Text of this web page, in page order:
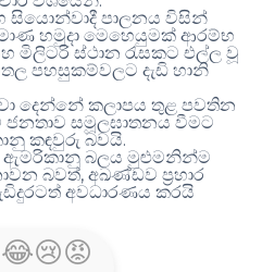
සියොන්වාදී පාලනය විසින්
හමුදා මෙහෙයුමක් ආරම්භ
මිලිටරි ස්ථාන රැසකට එල්ල වූ
පහසුකම්වලට දැඩි හානි
දෙන්නේ කලාපය තුළ පවතින
ජනතාව සමූලඝාතනය වීමට
කඳවුරු බවයි.
බලය මුළුමනින්ම
බවත්, අඛණ්ඩව ප්‍රහාර
අවධාරණය කරයි
😂😢😡